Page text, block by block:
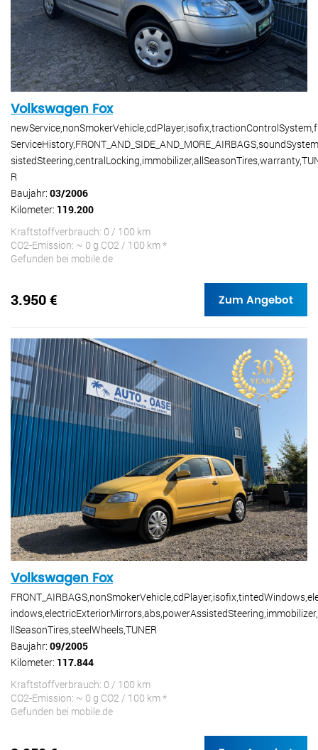
Volkswagen Fox
R
Baujahr: 03/2006
Kilometer: 119.200
Kraftstoffverbrauch: 0 / 100 km
CO2-Emission: ~ 0 g CO2 / 100 km *
Gefunden bei mobile.de
3.950 € Zum Angebot
Volkswagen Fox
llSeasonTires,steelWheels,TUNER
Baujahr: 09/2005
Kilometer: 117.844
Kraftstoffverbrauch: 0 / 100 km
CO2-Emission: ~ 0 g CO2 / 100 km *
Gefunden bei mobile.de